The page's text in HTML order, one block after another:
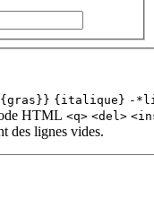
{italique} -
HTML <q> <del>
des lignes vides.